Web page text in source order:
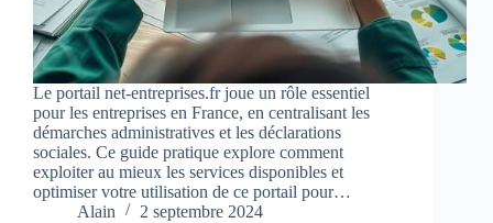
Le portail net-entreprises.fr joue un rôle essentiel
pour les entreprises en France, en centralisant les
démarches administratives et les déclarations
sociales. Ce guide pratique explore comment
exploiter au mieux les services disponibles et
optimiser votre utilisation de ce portail pour…
Alain
2 septembre 2024